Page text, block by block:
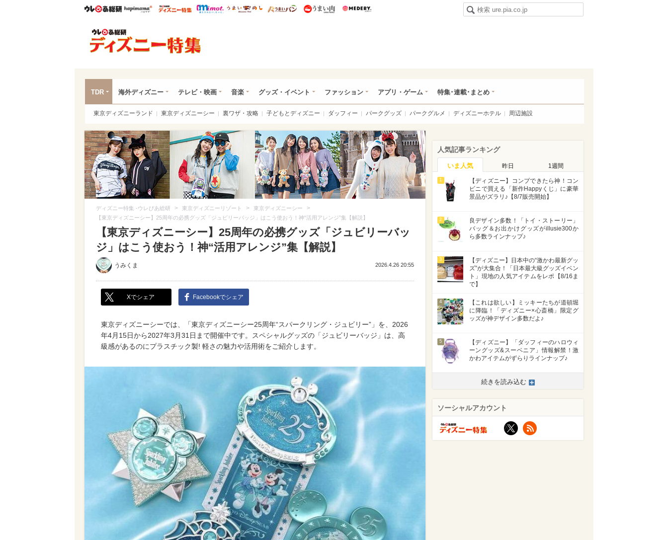
ウレぴあ総研ハピママ* ウレぴあ総研 ディズニー特集
mimot. うまいめし うまいパン うまい肉
TDR 海外ディズニー テレビ・映画 音楽 グッズ・イベント ファッション アプリ・ゲーム 特集･連載･まとめ
東京ディズニーランド 東京ディズニーシー 裏ワザ・攻略 子どもとディズニー ダッフィー パークグッズ パークグルメ ディズニーホテル 周辺施設
ディズニー特集 -ウレぴあ総研 > 東京ディズニーリゾート > 東京ディズニーシー >
【東京ディズニーシー】25周年の必携グッズ「ジュビリーバッジ」はこう使おう！神“活用アレンジ”集【解説】
【東京ディズニーシー】25周年の必携グッズ「ジュビリーバッ
ジ」はこう使おう！神“活用アレンジ”集【解説】
うみくま 2026.4.26 20:55
Xでシェア Facebookでシェア
東京ディズニーシーでは、「東京ディズニーシー25周年“スパークリング・ジュビリー”」を、2026
年4月15日から2027年3月31日まで開催中です。スペシャルグッズの「ジュビリーバッジ」は、高
級感があるのにプラスチック製! 軽さの魅力や活用術をご紹介します。
人気記事ランキング
いま人気 昨日 1週間
1
【ディズニー】コンプできたら神！コン
ビニで買える「新作Happyくじ」に豪華
景品がズラリ♪【8/7販売開始】
2
良デザイン多数！「トイ・ストーリー」
バッグ＆お出かけグッズがillusie300か
ら多数ラインナップ♪
3
【ディズニー】日本中の“激かわ最新グッ
ズ”が大集合！「日本最大級グッズイベン
ト」現地の人気アイテムをレポ【8/16ま
で】
4
【これは欲しい】ミッキーたちが道頓堀
に降臨！「ディズニー×心斎橋」限定グ
ッズが神デザイン多数だよ♪
5
【ディズニー】「ダッフィーのハロウィ
ーングッズ&スーベニア」情報解禁！激
かわアイテムがずらりラインナップ♪
続きを読み込む
ソーシャルアカウント
X